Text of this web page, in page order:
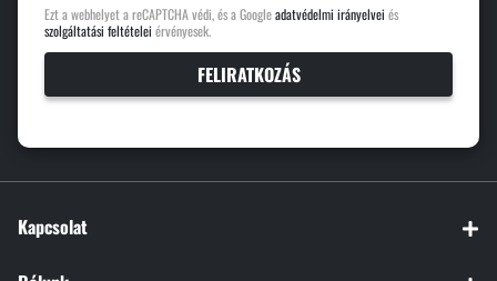
Ezt a webhelyet a reCAPTCHA védi, és a Googleadatvédelmi irányelvei és
szolgáltatási feltételei érvényesek.
FELIRATKOZÁS
Kapcsolat